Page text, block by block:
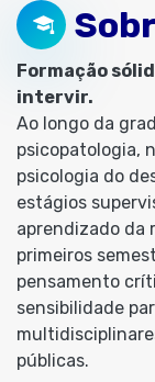
Formação
intervir.
Ao longo da
psicopatologia,
psicologia do
estágios
aprendizado da
primeiros
pensamento
sensibilidade
públicas.